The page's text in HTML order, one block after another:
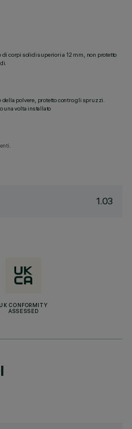
di corpi solidi superiori a 12 mm, non protetto
della polvere, protetto contro gli spruzzi.
una volta installato
1.03
UK CONFORMITY
ASSESSED